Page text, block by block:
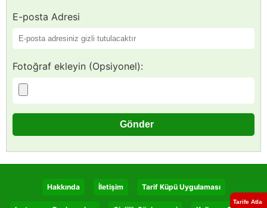
E-posta Adresi
Fotoğraf ekleyin (Opsiyonel):
Tarife Atla
Hakkında İletişim Tarif Küpü Uygulaması